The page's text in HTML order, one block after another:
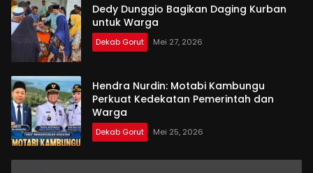
Dedy Dunggio Bagikan Daging Kurban
untuk Warga
Dekab Gorut Mei 27, 2026
Hendra Nurdin: Motabi Kambungu
Perkuat Kedekatan Pemerintah dan
Warga
Dekab Gorut Mei 25, 2026